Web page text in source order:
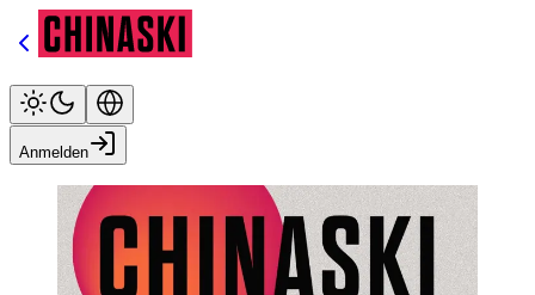
Anmelden